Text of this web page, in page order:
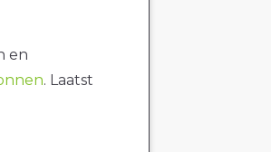
en
. Laatst